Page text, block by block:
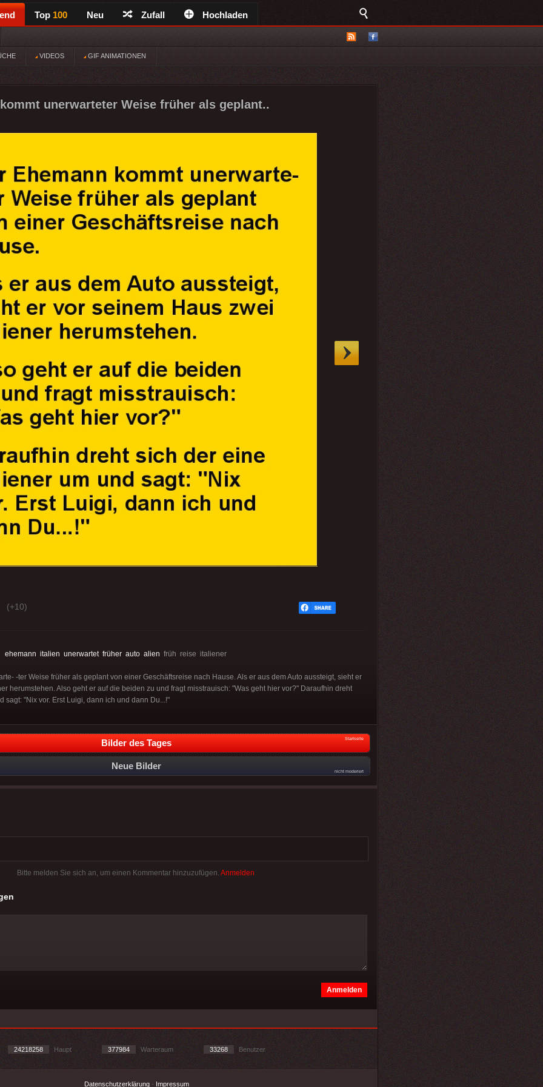
Top 100 Neu Zufall Hochladen
VIDEOS GIF ANIMATIONEN
unerwarteter Weise früher als geplant..
(+10)
ehemann italien unerwartet früher auto alien früh reise italiener
-ter Weise früher als geplant von einer Geschäftsreise nach Hause. Als er aus dem Auto aussteigt, sieht er
herumstehen. Also geht er auf die beiden zu und fragt misstrauisch: "Was geht hier vor?" Daraufhin dreht
sagt: "Nix vor. Erst Luigi, dann ich und dann Du...!"
Bilder des Tages Startseite
Neue Bilder
nicht moderiert
Bitte melden Sie sich an, um einen Kommentar hinzuzufügen. Anmelden
24218258 Haupt 377984 Warteraum 33268 Benutzer
Datenschutzerklärung- Impressum